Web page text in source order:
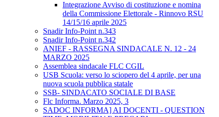
Integrazione Avviso di costituzione e nomina
della Commissione Elettorale - Rinnovo RSU
14/15/16 aprile 2025
Snadir Info-Point n.343
Snadir Info-Point n.342
ANIEF - RASSEGNA SINDACALE N. 12 - 24
MARZO 2025
Assemblea sindacale FLC CGIL
USB Scuola: verso lo sciopero del 4 aprile, per una
nuova scuola pubblica statale
SSB- SINDACATO SOCIALE DI BASE
Flc Informa. Marzo 2025, 3
SADOC INFORMA] AI DOCENTI - QUESTION